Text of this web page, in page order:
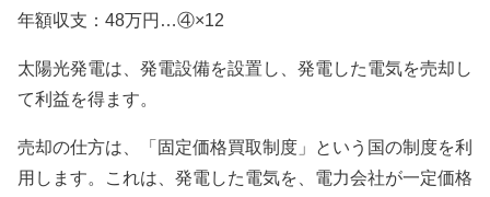
年額収支：48万円…④×12
太陽光発電は、発電設備を設置し、発電した電気を売却し
て利益を得ます。
売却の仕方は、「固定価格買取制度」という国の制度を利
用します。これは、発電した電気を、電力会社が一定価格